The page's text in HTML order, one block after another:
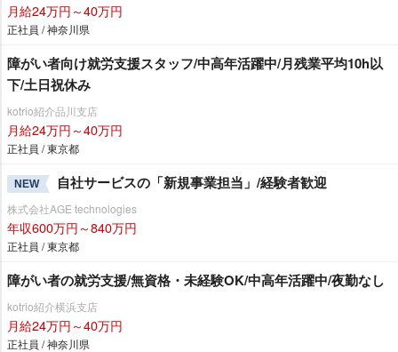
月給24万円～40万円
正社員 / 神奈川県
障がい者向け就労支援スタッフ/中高年活躍中/月残業平均10h以
下/土日祝休み
kotrio紹介品川支店
月給24万円～40万円
正社員 / 東京都
NEW 自社サービスの「新規事業担当」/経験者歓迎
株式会社AGE technologies
年収600万円～840万円
正社員 / 東京都
障がい者の就労支援/無資格・未経験OK/中高年活躍中/夜勤なし
kotrio紹介横浜支店
月給24万円～40万円
正社員 / 神奈川県